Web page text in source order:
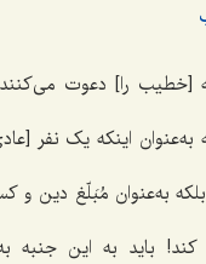
[خطیب را] دعوت
به‌عنوان اینکه یک نفر
بلکه به‌عنوان مُبَلّغ دین
کند! باید به این جنبه